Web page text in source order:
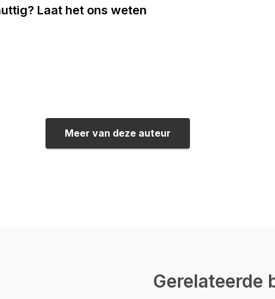
Laat het ons weten
Meer van deze auteur
Gerelateerde